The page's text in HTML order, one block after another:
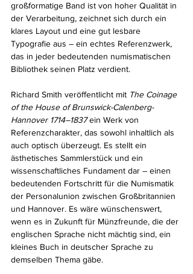
großformatige Band ist von hoher Qualität in
der Verarbeitung, zeichnet sich durch ein
klares Layout und eine gut lesbare
Typografie aus – ein echtes Referenzwerk,
das in jeder bedeutenden numismatischen
Bibliothek seinen Platz verdient.
Richard Smith veröffentlicht mit The Coinage
of the House of Brunswick-Calenberg-
Hannover 1714–1837 ein Werk von
Referenzcharakter, das sowohl inhaltlich als
auch optisch überzeugt. Es stellt ein
ästhetisches Sammlerstück und ein
wissenschaftliches Fundament dar – einen
bedeutenden Fortschritt für die Numismatik
der Personalunion zwischen Großbritannien
und Hannover. Es wäre wünschenswert,
wenn es in Zukunft für Münzfreunde, die der
englischen Sprache nicht mächtig sind, ein
kleines Buch in deutscher Sprache zu
demselben Thema gäbe.